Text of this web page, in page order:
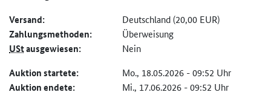
Versand: Deutschland (20,00 EUR)
Zahlungs­methoden: Überweisung
UStausgewiesen: Nein
Auktion startete: Mo., 18.05.2026 - 09:52 Uhr
Auktion endete: Mi., 17.06.2026 - 09:52 Uhr